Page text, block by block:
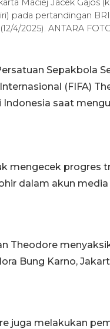
Maciej Jacek
pada pertandingan
4/2025). ANTARA
Sepakbola
(FIFA)
Indonesia saat
mengecek progres
dalam akun
Theodore
Bung Karno,
juga melakukan